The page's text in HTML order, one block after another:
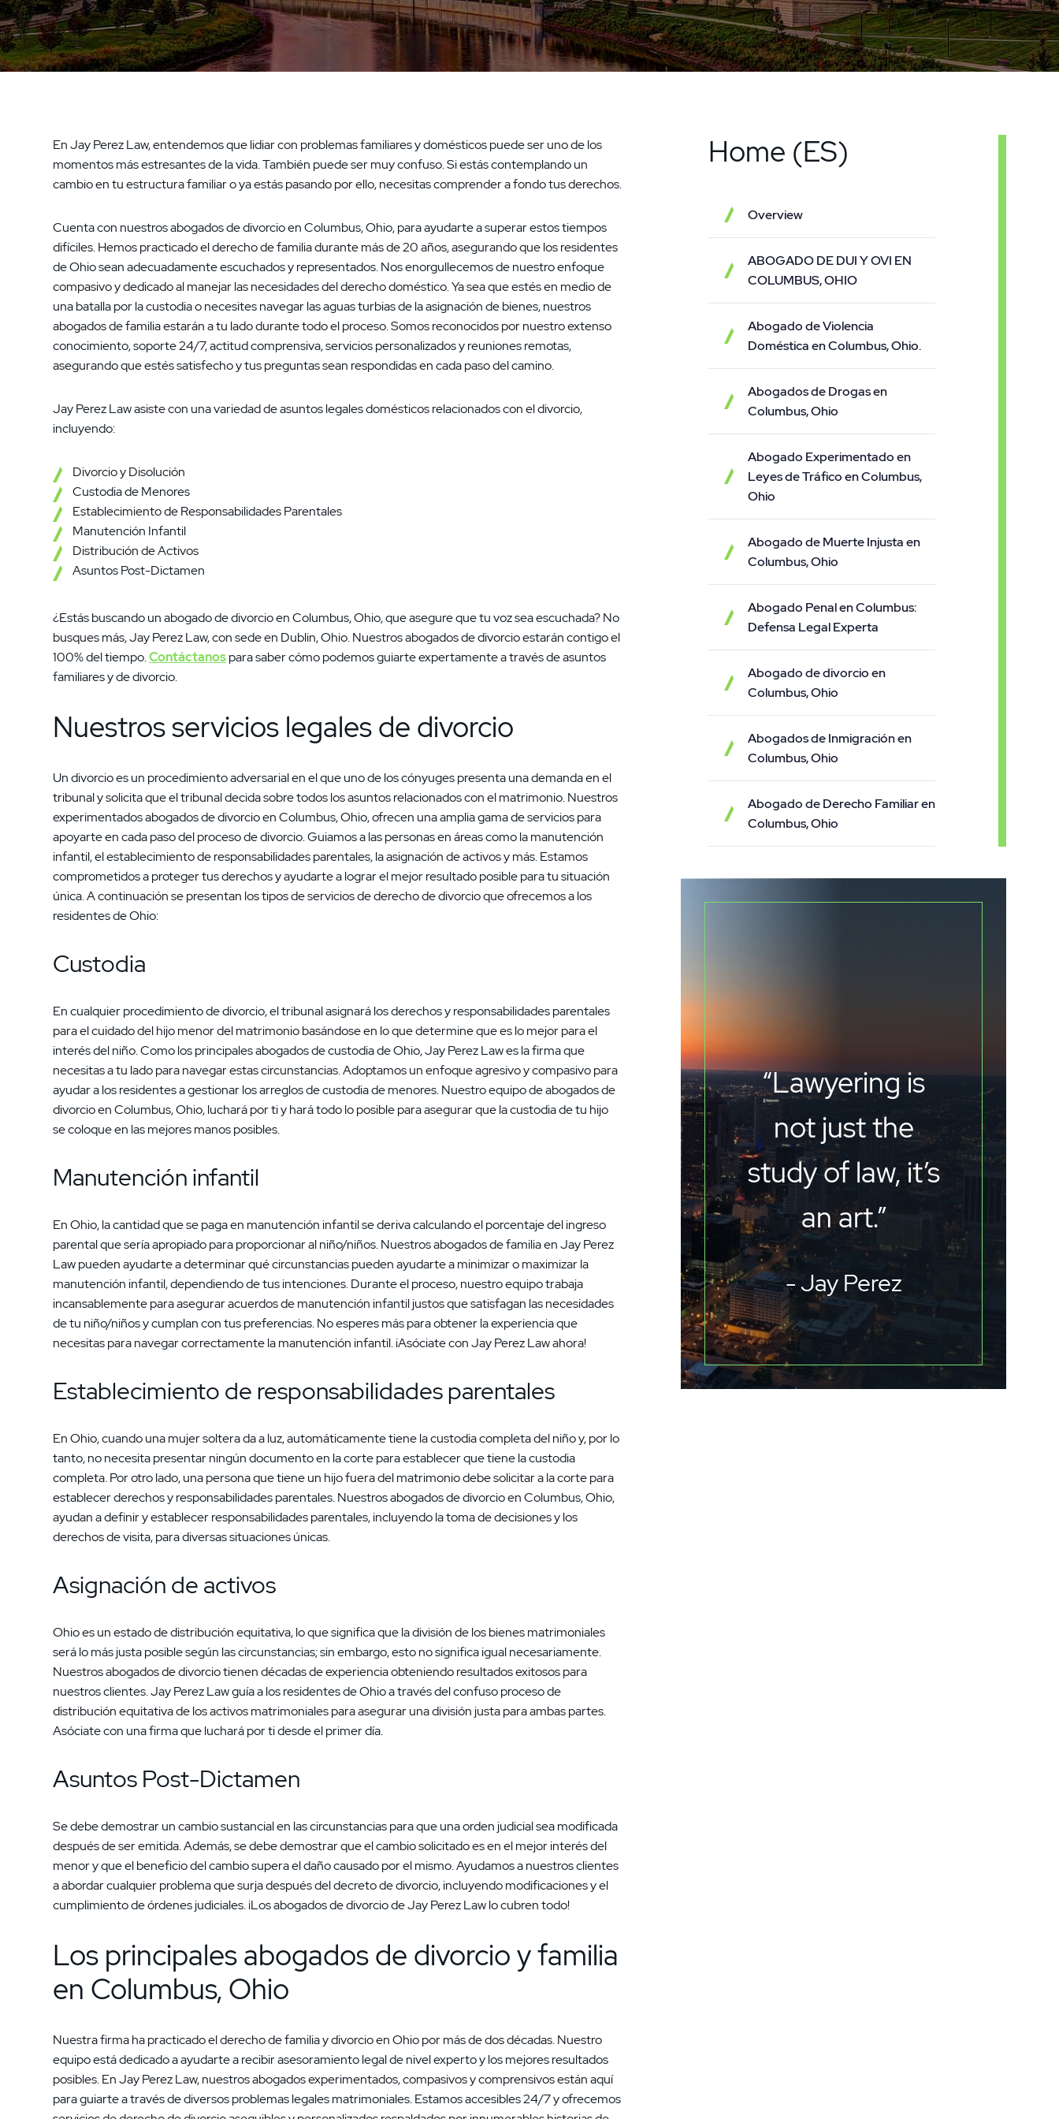
En Jay Perez Law, entendemos que lidiar con problemas familiares y domésticos puede ser uno de los
momentos más estresantes de la vida. También puede ser muy confuso. Si estás contemplando un
cambio en tu estructura familiar o ya estás pasando por ello, necesitas comprender a fondo tus derechos.
Cuenta con nuestros abogados de divorcio en Columbus, Ohio, para ayudarte a superar estos tiempos
difíciles. Hemos practicado el derecho de familia durante más de 20 años, asegurando que los residentes
de Ohio sean adecuadamente escuchados y representados. Nos enorgullecemos de nuestro enfoque
compasivo y dedicado al manejar las necesidades del derecho doméstico. Ya sea que estés en medio de
una batalla por la custodia o necesites navegar las aguas turbias de la asignación de bienes, nuestros
abogados de familia estarán a tu lado durante todo el proceso. Somos reconocidos por nuestro extenso
conocimiento, soporte 24/7, actitud comprensiva, servicios personalizados y reuniones remotas,
asegurando que estés satisfecho y tus preguntas sean respondidas en cada paso del camino.
Jay Perez Law asiste con una variedad de asuntos legales domésticos relacionados con el divorcio,
incluyendo:
Divorcio y Disolución
Custodia de Menores
Establecimiento de Responsabilidades Parentales
Manutención Infantil
Distribución de Activos
Asuntos Post-Dictamen
¿Estás buscando un abogado de divorcio en Columbus, Ohio, que asegure que tu voz sea escuchada? No
busques más, Jay Perez Law, con sede en Dublin, Ohio. Nuestros abogados de divorcio estarán contigo el
100% del tiempo.Contáctanospara saber cómo podemos guiarte expertamente a través de asuntos
familiares y de divorcio.
Nuestros servicios legales de divorcio
Un divorcio es un procedimiento adversarial en el que uno de los cónyuges presenta una demanda en el
tribunal y solicita que el tribunal decida sobre todos los asuntos relacionados con el matrimonio. Nuestros
experimentados abogados de divorcio en Columbus, Ohio, ofrecen una amplia gama de servicios para
apoyarte en cada paso del proceso de divorcio. Guiamos a las personas en áreas como la manutención
infantil, el establecimiento de responsabilidades parentales, la asignación de activos y más. Estamos
comprometidos a proteger tus derechos y ayudarte a lograr el mejor resultado posible para tu situación
única. A continuación se presentan los tipos de servicios de derecho de divorcio que ofrecemos a los
residentes de Ohio:
Custodia
En cualquier procedimiento de divorcio, el tribunal asignará los derechos y responsabilidades parentales
para el cuidado del hijo menor del matrimonio basándose en lo que determine que es lo mejor para el
interés del niño. Como los principales abogados de custodia de Ohio, Jay Perez Law es la firma que
necesitas a tu lado para navegar estas circunstancias. Adoptamos un enfoque agresivo y compasivo para
ayudar a los residentes a gestionar los arreglos de custodia de menores. Nuestro equipo de abogados de
divorcio en Columbus, Ohio, luchará por ti y hará todo lo posible para asegurar que la custodia de tu hijo
se coloque en las mejores manos posibles.
Manutención infantil
En Ohio, la cantidad que se paga en manutención infantil se deriva calculando el porcentaje del ingreso
parental que sería apropiado para proporcionar al niño/niños. Nuestros abogados de familia en Jay Perez
Law pueden ayudarte a determinar qué circunstancias pueden ayudarte a minimizar o maximizar la
manutención infantil, dependiendo de tus intenciones. Durante el proceso, nuestro equipo trabaja
incansablemente para asegurar acuerdos de manutención infantil justos que satisfagan las necesidades
de tu niño/niños y cumplan con tus preferencias. No esperes más para obtener la experiencia que
necesitas para navegar correctamente la manutención infantil. ¡Asóciate con Jay Perez Law ahora!
Establecimiento de responsabilidades parentales
En Ohio, cuando una mujer soltera da a luz, automáticamente tiene la custodia completa del niño y, por lo
tanto, no necesita presentar ningún documento en la corte para establecer que tiene la custodia
completa. Por otro lado, una persona que tiene un hijo fuera del matrimonio debe solicitar a la corte para
establecer derechos y responsabilidades parentales. Nuestros abogados de divorcio en Columbus, Ohio,
ayudan a definir y establecer responsabilidades parentales, incluyendo la toma de decisiones y los
derechos de visita, para diversas situaciones únicas.
Asignación de activos
Ohio es un estado de distribución equitativa, lo que significa que la división de los bienes matrimoniales
será lo más justa posible según las circunstancias; sin embargo, esto no significa igual necesariamente.
Nuestros abogados de divorcio tienen décadas de experiencia obteniendo resultados exitosos para
nuestros clientes. Jay Perez Law guía a los residentes de Ohio a través del confuso proceso de
distribución equitativa de los activos matrimoniales para asegurar una división justa para ambas partes.
Asóciate con una firma que luchará por ti desde el primer día.
Asuntos Post-Dictamen
Se debe demostrar un cambio sustancial en las circunstancias para que una orden judicial sea modificada
después de ser emitida. Además, se debe demostrar que el cambio solicitado es en el mejor interés del
menor y que el beneficio del cambio supera el daño causado por el mismo. Ayudamos a nuestros clientes
a abordar cualquier problema que surja después del decreto de divorcio, incluyendo modificaciones y el
cumplimiento de órdenes judiciales. ¡Los abogados de divorcio de Jay Perez Law lo cubren todo!
Los principales abogados de divorcio y familia
en Columbus, Ohio
Nuestra firma ha practicado el derecho de familia y divorcio en Ohio por más de dos décadas. Nuestro
equipo está dedicado a ayudarte a recibir asesoramiento legal de nivel experto y los mejores resultados
posibles. En Jay Perez Law, nuestros abogados experimentados, compasivos y comprensivos están aquí
para guiarte a través de diversos problemas legales matrimoniales. Estamos accesibles 24/7 y ofrecemos
Home (ES)
Overview
ABOGADO DE DUI Y OVI EN
COLUMBUS, OHIO
Abogado de Violencia
Doméstica en Columbus, Ohio.
Abogados de Drogas en
Columbus, Ohio
Abogado Experimentado en
Leyes de Tráfico en Columbus,
Ohio
Abogado de Muerte Injusta en
Columbus, Ohio
Abogado Penal en Columbus:
Defensa Legal Experta
Abogado de divorcio en
Columbus, Ohio
Abogados de Inmigración en
Columbus, Ohio
Abogado de Derecho Familiar en
Columbus, Ohio
“Lawyering is
not just the
study of law, it’s
an art.”
- Jay Perez